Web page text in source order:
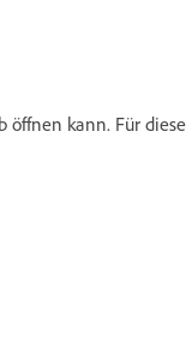
kann. Für